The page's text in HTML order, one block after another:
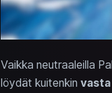
Vaikka neutraaleilla
löydät kuitenkin